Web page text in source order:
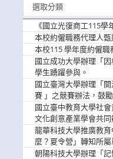
選取分類
《國立光復商工115學
本校約僱職務代理人
本校115 學年度約僱
國立成功大學辦理「
學生踴躍參與。
國立臺灣大學辦理「
賽 」之競賽辦法，鼓
國立臺中教育大學社
文化創意產業學會共
中舊城都市建築文化體
公告周知。
龍華科技大學推廣教
麼？夏令營」轉知所
明。
朝陽科技大學辦理「